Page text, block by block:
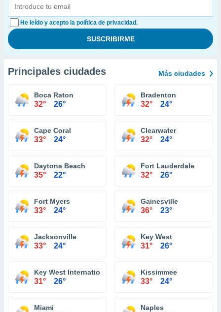
He leído y acepto la política de privacidad.
Principales ciudades Más ciudades
Boca Raton
32° 26°
Bradenton
32° 24°
Cape Coral
33° 24°
Clearwater
32° 24°
Daytona Beach
35° 22°
Fort Lauderdale
32° 26°
Fort Myers
33° 24°
Gainesville
36° 23°
Jacksonville
33° 24°
Key West
31° 26°
Key West International Airport
31° 26°
Kissimmee
33° 24°
Miami Naples